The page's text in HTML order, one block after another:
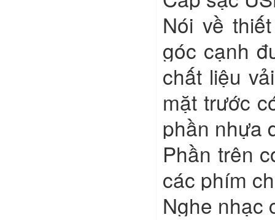
Nói về
góc cạnh
chất liệu
mặt trước
phần nhựa
Phần trên
các phím
Nghe nhạc